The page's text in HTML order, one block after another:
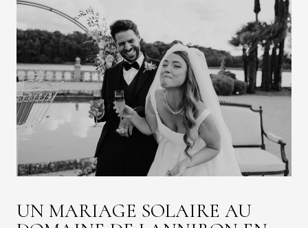
UN MARIAGE SOLAIRE AU